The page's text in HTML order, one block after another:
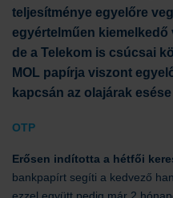
teljesítménye egyelőre
egyértelműen
de a Telekom is csúcsai
MOL papírja viszont
kapcsán az olajárak
OTP
Erősen indította a hétfői
bankpapírt segíti a kedvező